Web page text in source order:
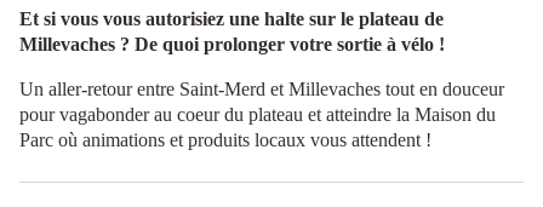
Et si vous vous autorisiez une halte sur le plateau de
Millevaches ? De quoi prolonger votre sortie à vélo !
Un aller-retour entre Saint-Merd et Millevaches tout en douceur
pour vagabonder au coeur du plateau et atteindre la Maison du
Parc où animations et produits locaux vous attendent !